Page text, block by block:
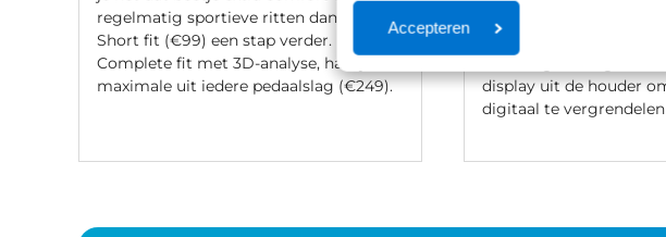
Accepteren
regelmatig sportieve ritten dan gaat de
Short fit (€99) een stap verder. Met een
Complete fit met 3D-analyse, haal je het
maximale uit iedere pedaalslag (€249).
app-koppeling zorgt
display uit de houder
digitaal te